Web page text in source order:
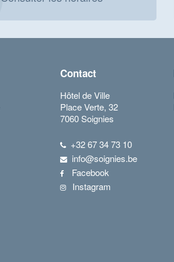
Contact
Hôtel de Ville
Place Verte, 32
7060 Soignies
+32 67 34 73 10
info@soignies.be
Facebook
Instagram